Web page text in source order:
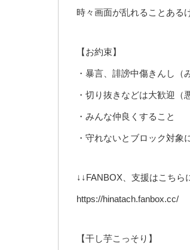
時々画面が乱れることある
【お約束】
・暴言、誹謗中傷きんし（
・切り抜きなどは大歓迎（
・みんな仲良くすること
・守れないとブロック対象
↓↓FANBOX、支援はこちら
https://hinatach.fanbox.cc/
【干し芋こっそり】